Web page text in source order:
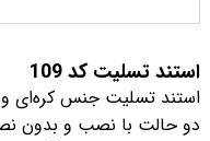
استند تسلیت کد 109
استند تسلیت جنس کره‌ای
دو حالت با نصب و بدون